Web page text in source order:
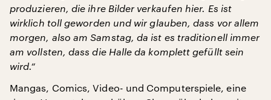
produzieren, die ihre Bilder verkaufen hier. Es ist
wirklich toll geworden und wir glauben, dass vor allem
morgen, also am Samstag, da ist es traditionell immer
am vollsten, dass die Halle da komplett gefüllt sein
wird.“
Mangas, Comics, Video- und Computerspiele, eine